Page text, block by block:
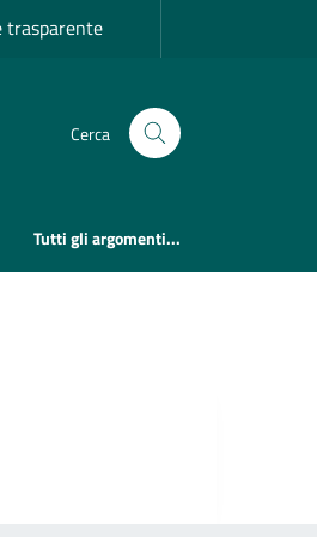
trasparente
Cerca
Tutti gli argomenti...